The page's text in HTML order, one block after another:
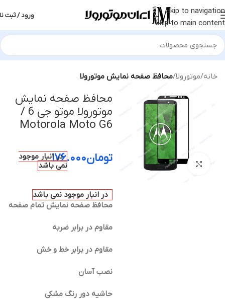
Skip to navigation
Skip to main content
ورود / ثبت
خانه موتورولا محافظ صفحه نمایش موتورولا
بزرگنمایی تصویر
محافظ صفحه نمایش
موتورولا موتو جی 6 /
Motorola Moto G6
تومان۱۷۶.۰۰۰در انبار موجود
نمی باشد
در انبار موجود نمی باشد
محافظ صفحه نمایش تمام صفحه
مقاوم در برابر ضربه
مقاوم در برابر خط و خش
نصب آسان
حاشیه دور رنگ مشکی